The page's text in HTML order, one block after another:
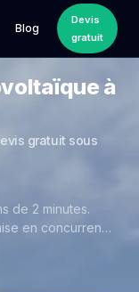
Blog
Devis
gratuit
à
gratuit sous
de 2 minutes.
en concurrence